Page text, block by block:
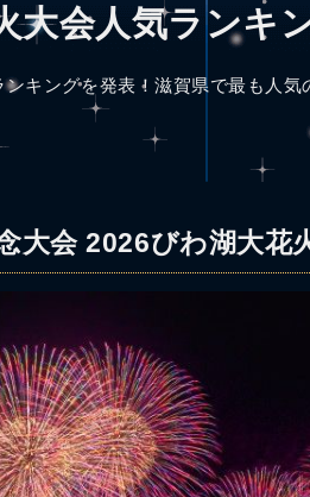
大会人気ランキ
キングを発表！滋賀県で最も人気
会 2026びわ湖大花